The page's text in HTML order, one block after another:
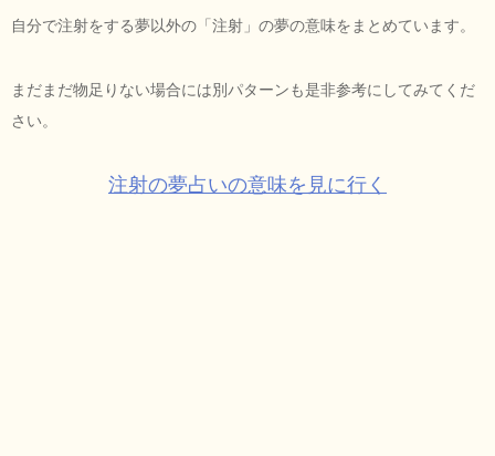
自分で注射をする夢以外の「注射」の夢の意味をまとめています。
まだまだ物足りない場合には別パターンも是非参考にしてみてくだ
さい。
注射の夢占いの意味を見に行く